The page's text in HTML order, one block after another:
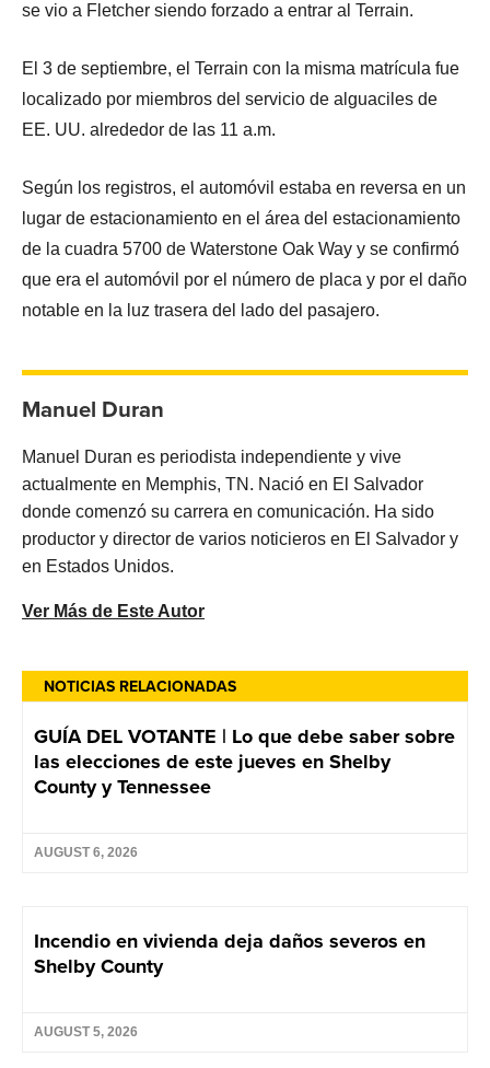
NOTICIAS RELACIONADAS
GUÍA DEL VOTANTE | Lo que debe saber sobre
las elecciones de este jueves en Shelby
County y Tennessee
AUGUST 6, 2026
Incendio en vivienda deja daños severos en
Shelby County
AUGUST 5, 2026
se vio a Fletcher siendo forzado a entrar al Terrain.
El 3 de septiembre, el Terrain con la misma matrícula fue
localizado por miembros del servicio de alguaciles de
EE. UU. alrededor de las 11 a.m.
Según los registros, el automóvil estaba en reversa en un
lugar de estacionamiento en el área del estacionamiento
de la cuadra 5700 de Waterstone Oak Way y se confirmó
que era el automóvil por el número de placa y por el daño
notable en la luz trasera del lado del pasajero.
Manuel Duran
Manuel Duran es periodista independiente y vive
actualmente en Memphis, TN. Nació en El Salvador
donde comenzó su carrera en comunicación. Ha sido
productor y director de varios noticieros en El Salvador y
en Estados Unidos.
Ver Más de Este Autor